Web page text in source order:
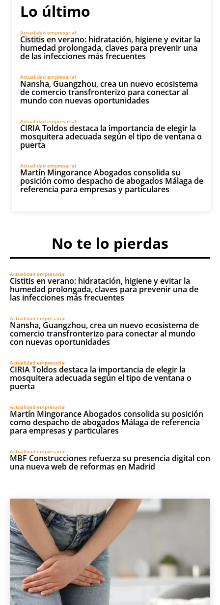
Lo último
Actualidad empresarial
Cistitis en verano: hidratación, higiene y evitar la
humedad prolongada, claves para prevenir una
de las infecciones más frecuentes
Actualidad empresarial
Nansha, Guangzhou, crea un nuevo ecosistema
de comercio transfronterizo para conectar al
mundo con nuevas oportunidades
Actualidad empresarial
CIRIA Toldos destaca la importancia de elegir la
mosquitera adecuada según el tipo de ventana o
puerta
Actualidad empresarial
Martín Mingorance Abogados consolida su
posición como despacho de abogados Málaga de
referencia para empresas y particulares
No te lo pierdas
Actualidad empresarial
Cistitis en verano: hidratación, higiene y evitar la
humedad prolongada, claves para prevenir una de
las infecciones más frecuentes
Actualidad empresarial
Nansha, Guangzhou, crea un nuevo ecosistema de
comercio transfronterizo para conectar al mundo
con nuevas oportunidades
Actualidad empresarial
CIRIA Toldos destaca la importancia de elegir la
mosquitera adecuada según el tipo de ventana o
puerta
Actualidad empresarial
Martín Mingorance Abogados consolida su posición
como despacho de abogados Málaga de referencia
para empresas y particulares
Actualidad empresarial
MBF Construcciones refuerza su presencia digital con
una nueva web de reformas en Madrid